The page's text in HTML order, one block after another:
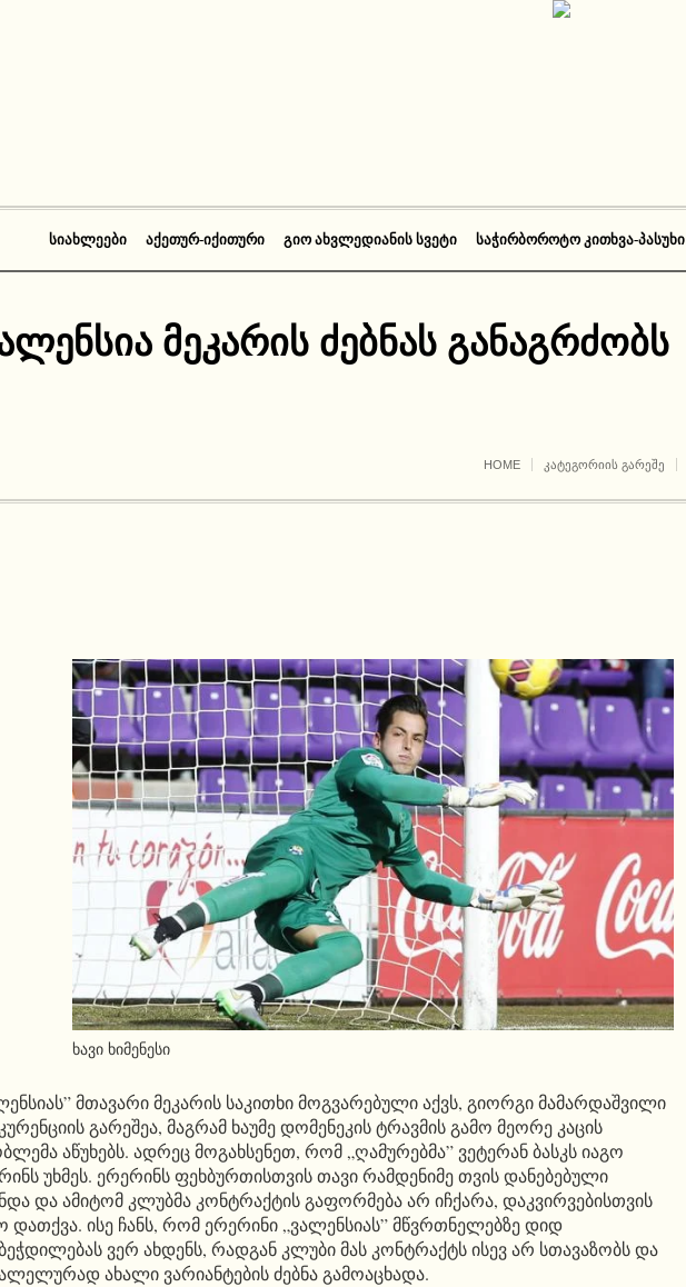
ᲡᲘᲐᲮᲚᲔᲔᲑᲘ ᲐᲥᲔᲗᲣᲠ-ᲘᲥᲘᲗᲣᲠᲘ ᲒᲘᲝ ᲐᲮᲕᲚᲔᲓᲘᲐᲜᲘᲡ ᲡᲕᲔᲢᲘ ᲡᲐᲭᲘᲠᲑᲝᲠᲝᲢᲝ ᲙᲘᲗᲮᲕᲐ-ᲞᲐᲡᲣᲮᲘ
მეკარის ძებნას განაგრძობს
HOME ᲙᲐᲢᲔᲒᲝᲠᲘᲘᲡ ᲒᲐᲠᲔᲨᲔ
ხავი ხიმენესი
მთავარი მეკარის საკითხი მოგვარებული აქვს, გიორგი მამარდაშვილი
გარეშეა, მაგრამ ხაუმე დომენეკის ტრავმის გამო მეორე კაცის
აწუხებს. ადრეც მოგახსენეთ, რომ „ღამურებმა” ვეტერან ბასკს იაგო
უხმეს. ერერინს ფეხბურთისთვის თავი რამდენიმე თვის დანებებული
და ამიტომ კლუბმა კონტრაქტის გაფორმება არ იჩქარა, დაკვირვებისთვის
ისე ჩანს, რომ ერერინი „ვალენსიას” მწვრთნელებზე დიდ
ვერ ახდენს, რადგან კლუბი მას კონტრაქტს ისევ არ სთავაზობს და
ახალი ვარიანტების ძებნა გამოაცხადა.